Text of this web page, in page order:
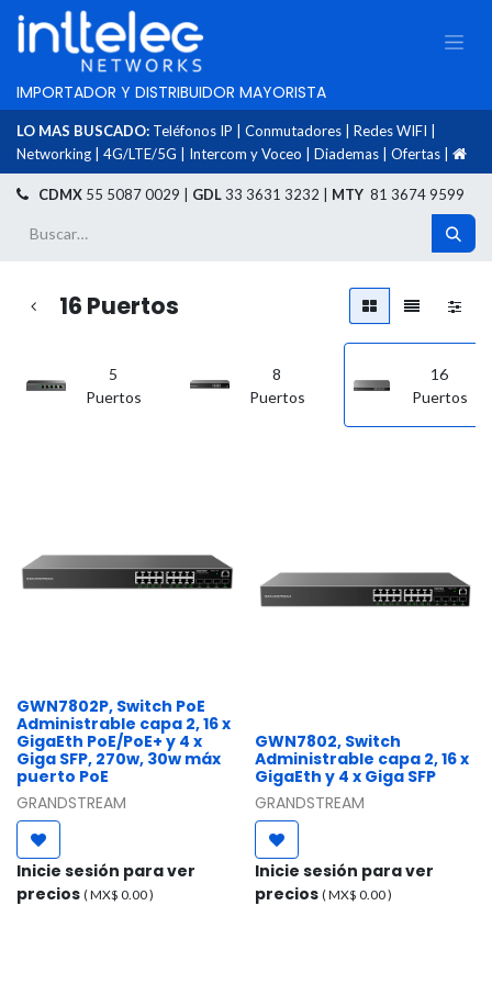
IMPORTADOR Y DISTRIBUIDOR MAYORISTA
LO MAS BUSCADO: Teléfonos IP Conmutadores Redes WIFI
Networking
4G/LTE/5G Intercom y Voceo Diademas Ofertas
CDMX 55 5087 0029 | GDL33 3631 3232 | MTY 81 3674 9599
16 Puertos
5
Puertos
8
Puertos
16
Puertos
GWN7802P, Switch PoE
Administrable capa 2, 16 x
GigaEth PoE/PoE+ y 4 x
Giga SFP, 270w, 30w máx
puerto PoE
GRANDSTREAM
Inicie sesión para ver
precios ( MX$ 0.00)
GWN7802, Switch
Administrable capa 2, 16 x
GigaEth y 4 x Giga SFP
GRANDSTREAM
Inicie sesión para ver
precios ( MX$ 0.00)